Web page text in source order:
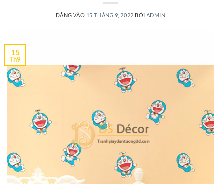
ĐĂNG VÀO 15 THÁNG 9, 2022 BỞI ADMIN
15
Th9